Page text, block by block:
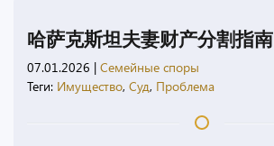
哈萨克斯坦夫妻财产分割指南
07.01.2026 | Семейные споры
Теги: Имущество, Суд, Проблема